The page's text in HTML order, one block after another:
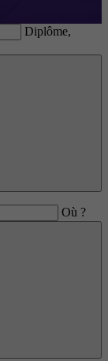
Diplôme,
Où ?